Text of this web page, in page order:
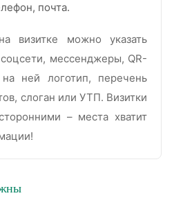
почта.
визитке можно указать
мессенджеры, QR-
на ней логотип, перечень
слоган или УТП. Визитки
– места хватит